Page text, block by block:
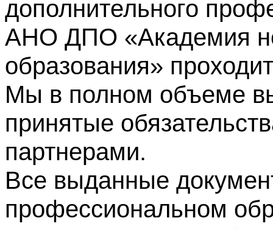
дополнительного
АНО ДПО «Академия
образования»
Мы в полном объеме
принятые
партнерами.
Все выданные
профессиональном